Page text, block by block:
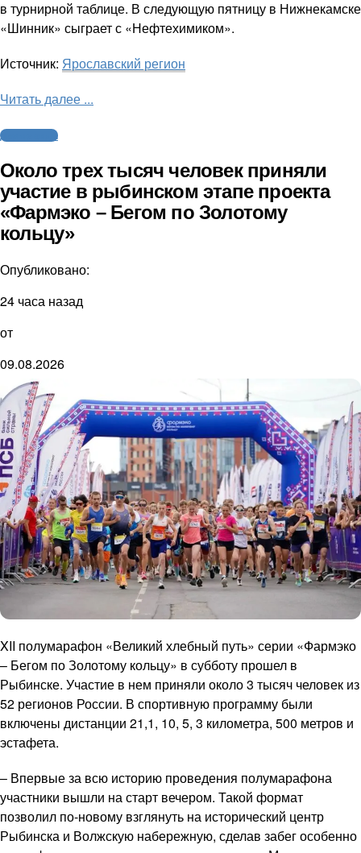
в турнирной таблице. В следующую пятницу в Нижнекамске
«Шинник» сыграет с «Нефтехимиком».
Источник: Ярославский регион
Читать далее ...
Другие виды
Около трех тысяч человек приняли
участие в рыбинском этапе проекта
«Фармэко – Бегом по Золотому
кольцу»
Опубликовано:
24 часа назад
от
09.08.2026
XII полумарафон «Великий хлебный путь» серии «Фармэко
– Бегом по Золотому кольцу» в субботу прошел в
Рыбинске. Участие в нем приняли около 3 тысяч человек из
52 регионов России. В спортивную программу были
включены дистанции 21,1, 10, 5, 3 километра, 500 метров и
эстафета.
– Впервые за всю историю проведения полумарафона
участники вышли на старт вечером. Такой формат
позволил по-новому взглянуть на исторический центр
Рыбинска и Волжскую набережную, сделав забег особенно